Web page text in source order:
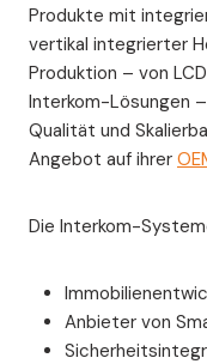
Produkte mit
vertikal integrierter
Produktion – von
Interkom-Lösungen
Qualität und
Angebot auf ihrer
Die Interkom-
Anbieter von